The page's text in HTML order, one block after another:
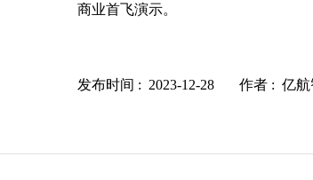
商业首飞演示。
发布时间 : 2023-12-28 作者 : 亿航